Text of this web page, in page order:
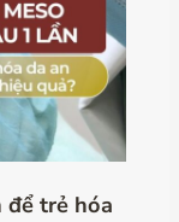
để trẻ hóa